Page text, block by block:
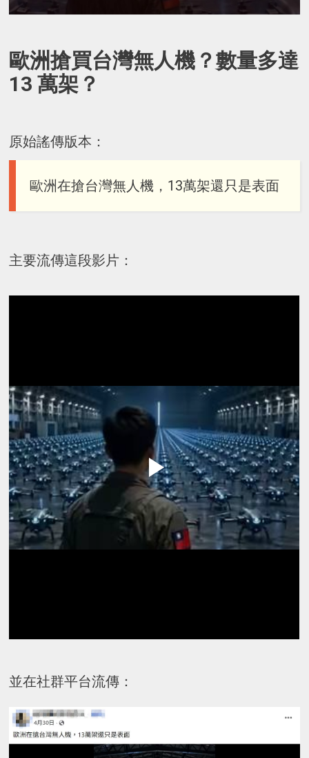
歐洲搶買台灣無人機？數量多達
13 萬架？
原始謠傳版本：
歐洲在搶台灣無人機，13萬架還只是表面
主要流傳這段影片：
並在社群平台流傳：